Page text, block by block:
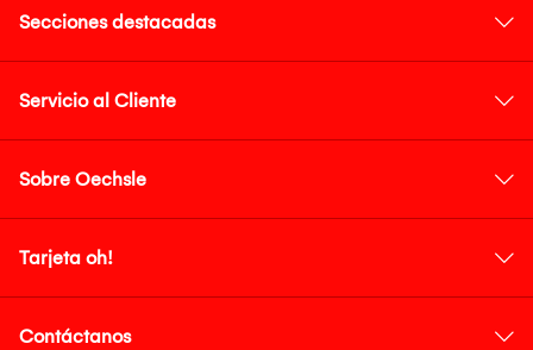
Secciones destacadas
Servicio al Cliente
Sobre Oechsle
Tarjeta oh!
Contáctanos